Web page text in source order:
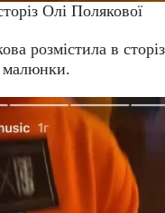
Олі Полякової
розмістила в
малюнки.